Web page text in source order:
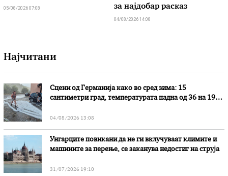
05/08/2026 07:08
за најдобар расказ
04/08/2026 14:08
Најчитани
Сцени од Германија како во сред зима: 15
сантиметри град, температурата падна од 36 на 19
04/08/2026 13:08
Унгарците повикани да не ги вклучуваат климите и
машините за перење, се заканува недостиг на струја
31/07/2026 19:10